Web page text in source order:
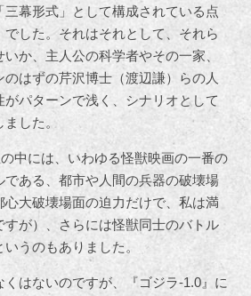
三幕形式」として構成されている点
した。それはそれとして、それら
か、主人公の科学者やその一家、
はずの芹沢博士（渡辺謙）らの人
パターンで浅く、シナリオとして
した。
の中には、いわゆる怪獣映画の一番の
である、都市や人間の兵器の破壊場
心大破壊場面の迫力だけで、私は満
すが）、さらには怪獣同士のバトル
うのもありました。
はないのですが、『ゴジラ-1.0』に